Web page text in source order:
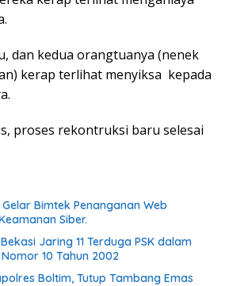
dan kedua orangtuanya (nenek
kerap terlihat menyiksa kepada
proses rekontruksi baru selesai
Bimtek Penanganan Web
Siber.
Jaring 11 Terduga PSK dalam
10 Tahun 2002
Boltim, Tutup Tambang Emas